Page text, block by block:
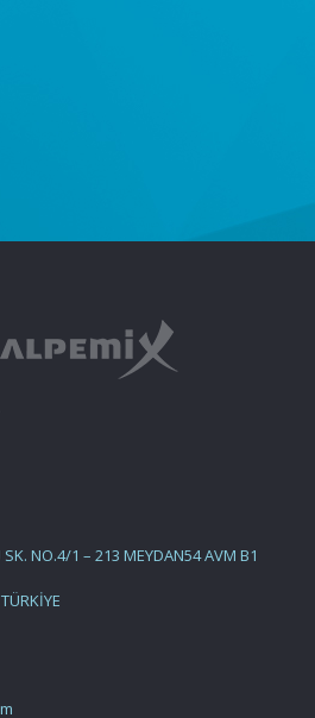
NO.4/1 – 213 MEYDAN54 AVM B1